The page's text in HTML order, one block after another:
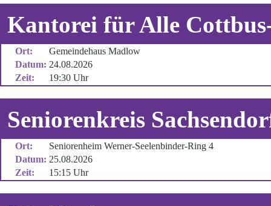
Kantorei für Alle
Ort:
Gemeindehaus Madlow
Datum: 24.08.2026
Zeit:
19:30 Uhr
Seniorenkreis
Ort:
Seniorenheim Werner-Seelenbinder-Ring 4
Datum: 25.08.2026
Zeit:
15:15 Uhr